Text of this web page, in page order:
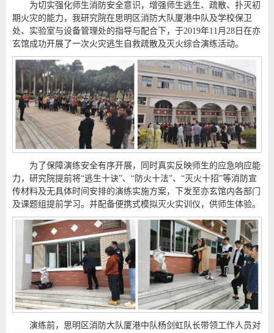
为切实强化师生消防安全意识，增强师生逃生、疏散、扑灭初
期火灾的能力，我研究院在思明区消防大队厦港中队及学校保卫
处、实验室与设备管理处的指导与配合下，于2019年11月28日在亦
玄馆成功开展了一次火灾逃生自救疏散及灭火综合演练活动。
为了保障演练安全有序开展，同时真实反映师生的应急响应能
力，研究院提前将“逃生十诀”、“防火十法”、“灭火十招”等消防宣
传材料及无具体时间安排的演练实施方案，下发至亦玄馆内各部门
及课题组提前学习。并配备便携式模拟灭火实训仪，供师生体验。
演练前，思明区消防大队厦港中队杨剑虹队长带领工作人员对